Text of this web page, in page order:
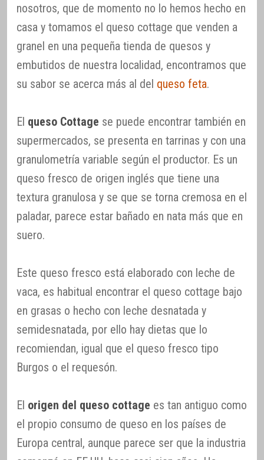
nosotros, que de momento no lo hemos hecho en
casa y tomamos el queso cottage que venden a
granel en una pequeña tienda de quesos y
embutidos de nuestra localidad, encontramos que
su sabor se acerca más al del queso feta.
El queso Cottage se puede encontrar también en
supermercados, se presenta en tarrinas y con una
granulometría variable según el productor. Es un
queso fresco de origen inglés que tiene una
textura granulosa y se que se torna cremosa en el
paladar, parece estar bañado en nata más que en
suero.
Este queso fresco está elaborado con leche de
vaca, es habitual encontrar el queso cottage bajo
en grasas o hecho con leche desnatada y
semidesnatada, por ello hay dietas que lo
recomiendan, igual que el queso fresco tipo
Burgos o el requesón.
El origen del queso cottage es tan antiguo como
el propio consumo de queso en los países de
Europa central, aunque parece ser que la industria